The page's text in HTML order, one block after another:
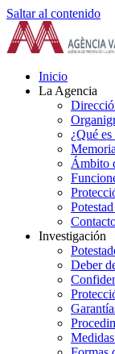
Saltar al contenido
Inicio
La Agencia
¿Qué
Ámbito
Investigación
Deber